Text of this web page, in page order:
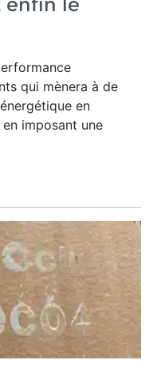
qui mènera à de
en
imposant une